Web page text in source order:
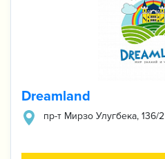
Dreamland
пр-т Мирзо Улугбека, 136/2